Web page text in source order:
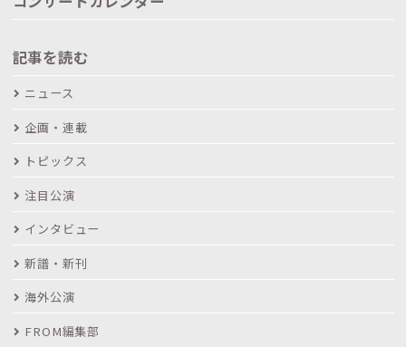
記事を読む
ニュース
企画・連載
トピックス
注目公演
インタビュー
新譜・新刊
海外公演
FROM編集部